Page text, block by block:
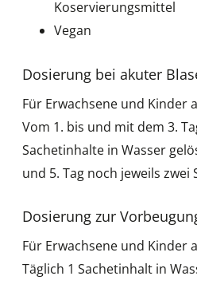
Koservierungsmittel
Vegan
Dosierung bei akuter
Für Erwachsene und Kinder
Vom 1. bis und mit dem 3.
Sachetinhalte in Wasser
und 5. Tag noch jeweils zwei
Dosierung zur
Für Erwachsene und Kinder
Täglich 1 Sachetinhalt in